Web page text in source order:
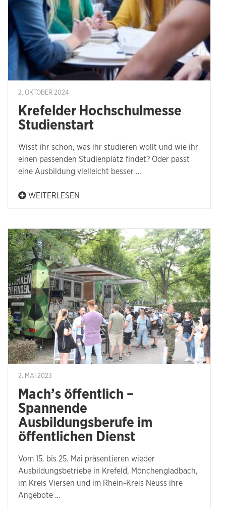
2. OKTOBER 2024
Krefelder Hochschulmesse
Studienstart
Wisst ihr schon, was ihr studieren wollt und wie ihr
einen passenden Studienplatz findet? Oder passt
eine Ausbildung vielleicht besser …
WEITERLESEN
2. MAI 2023
Mach’s öffentlich –
Spannende
Ausbildungsberufe im
öffentlichen Dienst
Vom 15. bis 25. Mai präsentieren wieder
Ausbildungsbetriebe in Krefeld, Mönchengladbach,
im Kreis Viersen und im Rhein-Kreis Neuss ihre
Angebote …